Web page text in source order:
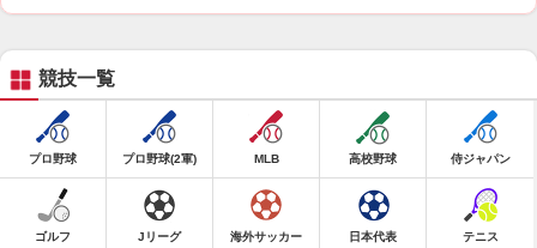
競技一覧
プロ野球 プロ野球(2軍) MLB 高校野球 侍ジャパン
ゴルフ Jリーグ 海外サッカー 日本代表 テニス